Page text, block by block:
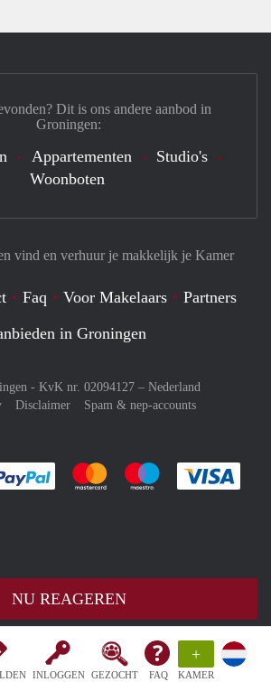
INLOGGEN GEZOCHT FAQ
+
KAMER
NU REAGEREN
vind en verhuur je makkelijk je Kamer
Faq Voor Makelaars
Partners
in Groningen
- KvK nr. 02094127 – Nederland
Disclaimer
Spam & nep-accounts
Je rekent gemakkelijk af met Paypal
Je rekent gemakkelijk af met
Je rekent
Dit is ons andere aanbod in
Groningen:
Appartementen
Studio's
Woonboten